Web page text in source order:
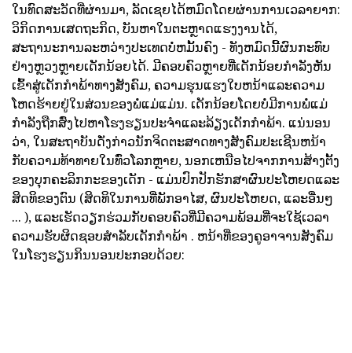
ໃນທົດສະວັດທີ່ຜ່ານມາ, ລັດເຊຍໄດ້ຫມົດໂດຍຜ່ານການເວລາຍາກ:
ວິກິດການເສດຖະກິດ, ບັນຫາໃນຕະຫຼາດແຮງງານໄດ້,
ສະຖານະການລະຫວ່າງປະເທດບໍ່ຫມັ້ນຄົງ - ທັງຫມົດນີ້ຜົນກະທົບ
ຢ່າງຫຼວງຫຼາຍເດັກນ້ອຍໄດ້. ມີຄອບຄົວຫຼາຍທີ່ເດັກນ້ອຍກໍາລັງຫັນ
ເຂົ້າສູ່ເດັກກໍາພ້າທາງສັງຄົມ, ຄວາມຮຸນແຮງໃບຫນ້າແລະຄວາມ
ໂຫດຮ້າຍຢູ່ໃນສ່ວນຂອງພໍ່ແມ່ແມ່ນ. ເດັກນ້ອຍໂດຍບໍ່ມີການພໍ່ແມ່
ກໍາລັງຖືກສົ່ງໄປຫາໂຮງຮຽນປະຈໍາແລະລ້ຽງເດັກກໍາພ້າ. ແນ່ນອນ
ວ່າ, ໃນສະຖາບັນດັ່ງກ່າວນັກຈິດຕະສາດທາງສັງຄົມປະເຊີນຫນ້າ
ກັບຄວາມທ້າທາຍໃນທົ່ວໂລກຫຼາຍ, ນອກເຫນືອໄປຈາກການສ້າງຕັ້ງ
ຂອງບຸກຄະລິກກະຂອງເດັກ - ແມ່ນປົກປັກຮັກສາຜົນປະໂຫຍດແລະ
ສິດທິຂອງຕົນ (ສິດທິໃນການທີ່ພັກອາໄສ, ຜົນປະໂຫຍດ, ແລະອື່ນໆ
... ), ແລະເຮັດວຽກຮ່ວມກັບຄອບຄົວທີ່ມີຄວາມພ້ອມທີ່ຈະໃຊ້ເວລາ
ຄວາມຮັບຜິດຊອບສໍາລັບເດັກກໍາພ້າ . ຫນ້າທີ່ຂອງຄູອາຈານສັງຄົມ
ໃນໂຮງຮຽນກິນນອນປະກອບດ້ວຍ: